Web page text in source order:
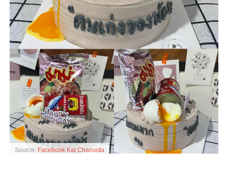
Source: Facebook Kat Chansida